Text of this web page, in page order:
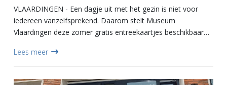
VLAARDINGEN - Een dagje uit met het gezin is niet voor
iedereen vanzelfsprekend. Daarom stelt Museum
Vlaardingen deze zomer gratis entreekaartjes beschikbaar
gebruiken.Samen met Kle...
Lees meer